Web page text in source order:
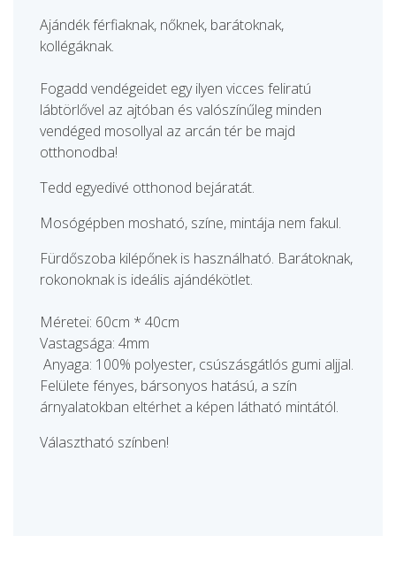
Ajándék férfiaknak, nőknek, barátoknak,
kollégáknak.
Fogadd vendégeidet egy ilyen vicces feliratú
lábtörlővel az ajtóban és valószínűleg minden
vendéged mosollyal az arcán tér be majd
otthonodba!
Tedd egyedivé otthonod bejáratát.
Mosógépben mosható, színe, mintája nem fakul.
Fürdőszoba kilépőnek is használható. Barátoknak,
rokonoknak is ideális ajándékötlet.
Méretei: 60cm * 40cm
Vastagsága: 4mm
Anyaga: 100% polyester, csúszásgátlós gumi aljjal.
Felülete fényes, bársonyos hatású, a szín
árnyalatokban eltérhet a képen látható mintától.
Választható színben!